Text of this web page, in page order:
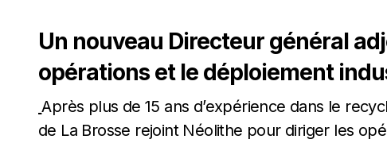
Un nouveau Directeur général
opérations et le déploiement
Après plus de 15 ans d’expérience dans le
de La Brosse rejoint Néolithe pour diriger les